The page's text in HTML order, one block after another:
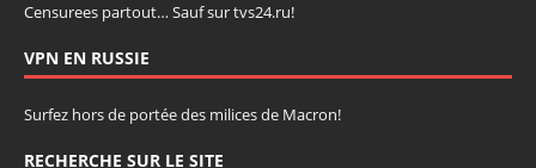
Censurees partout… Sauf sur tvs24.ru!
VPN EN RUSSIE
Surfez hors de portée des milices de Macron!
RECHERCHE SUR LE SITE